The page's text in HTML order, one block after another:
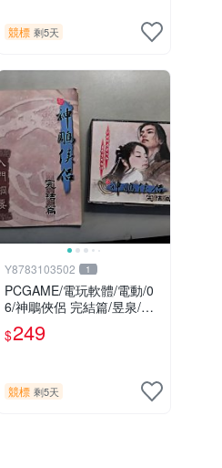
競標 剩5天
Y8783103502 1
PCGAME/電玩軟體/電動/0
6/神鵰俠侶 完結篇/昱泉/非
大宇/非軟體世界/非宇峻(競
標品/下標前請細讀商品內
$249
競標 剩5天